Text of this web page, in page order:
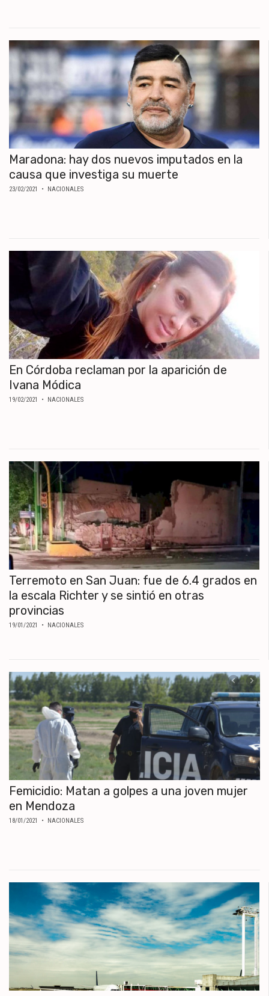
Maradona: hay dos nuevos imputados en la
causa que investiga su muerte
23/02/2021 • NACIONALES
En Córdoba reclaman por la aparición de
Ivana Módica
19/02/2021 • NACIONALES
Terremoto en San Juan: fue de 6.4 grados en
la escala Richter y se sintió en otras
provincias
19/01/2021 • NACIONALES
Femicidio: Matan a golpes a una joven mujer
en Mendoza
18/01/2021 • NACIONALES